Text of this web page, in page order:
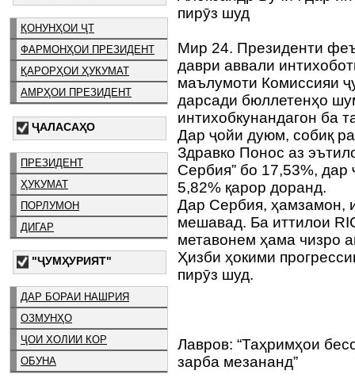
ҚОНУНҲОИ ҶТ
ФАРМОНҲОИ ПРЕЗИДЕНТ
ҚАРОРҲОИ ҲУКУМАТ
АМРҲОИ ПРЕЗИДЕНТ
ҶАЛАСАҲО
ПРЕЗИДЕНТ
ҲУКУМАТ
ПОРЛУМОН
ДИГАР
"ҶУМҲУРИЯТ"
ДАР БОРАИ НАШРИЯ
ОЗМУНҲО
ҶОИ ХОЛИИ КОР
ОБУНА
пирӯз шуд
Мир 24. Президенти
даври аввали
маълумоти Комиссияи
дарсади бюллетенҳо
интихобкунандагон ба
Дар ҷойи дуюм, собиқ
Здравко Понос аз
Сербия” бо 17,53%,
5,82% қарор доранд.
Дар Сербия, ҳамзамон,
мешавад. Ба иттилои
метавонем ҳама чизро
Ҳизби ҳокими
пирӯз шуд.
Лавров: “Таҳримҳои
зарба мезананд”